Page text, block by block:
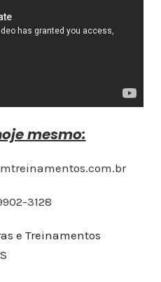
mesmo:
3128
e Treinamentos